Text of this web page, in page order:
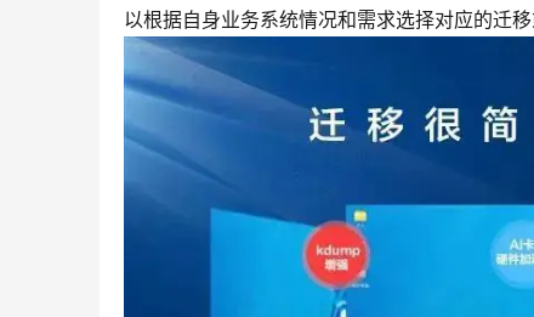
以根据自身业务系统情况和需求选择对应的迁移